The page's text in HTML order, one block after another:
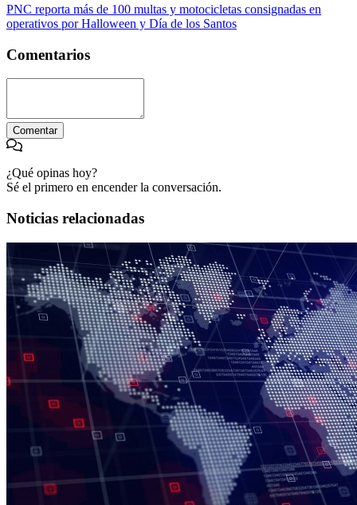
PNC reporta más de 100 multas y motocicletas consignadas en
operativos por Halloween y Día de los Santos
Comentarios
Comentar
¿Qué opinas hoy?
Sé el primero en encender la conversación.
Noticias relacionadas